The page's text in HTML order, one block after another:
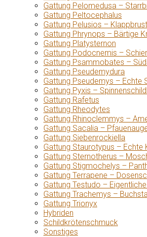
Gattung Pelomedusa –
Gattung Peltocephalus
Gattung Pelusios –
Gattung Phrynops – Bärtige
Gattung Platysternon
Gattung Podocnemis –
Gattung Psammobates –
Gattung Pseudemydura
Gattung Pseudemys – Echte
Gattung Pyxis –
Gattung Rafetus
Gattung Rheodytes
Gattung Rhinoclemmys –
Gattung Sacalia –
Gattung Siebenrockiella
Gattung Staurotypus – Echte
Gattung Sternotherus –
Gattung Stigmochelys –
Gattung Terrapene –
Gattung Testudo –
Gattung Trachemys –
Gattung Trionyx
Hybriden
Schildkrötenschmuck
Sonstiges